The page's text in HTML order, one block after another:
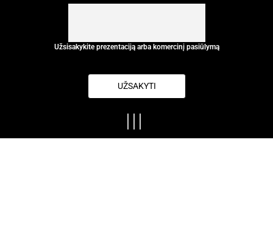
Užsisakykite prezentaciją arba komercinį pasiūlymą
UŽSAKYTI